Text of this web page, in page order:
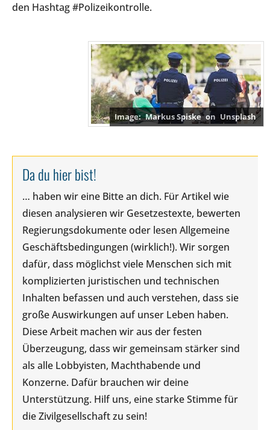
den Hashtag #Polizeikontrolle.
Markus Spiske on Unsplash
Da du hier bist!
… haben wir eine Bitte an dich. Für Artikel wie
diesen analysieren wir Gesetzestexte, bewerten
Regierungsdokumente oder lesen Allgemeine
Geschäftsbedingungen (wirklich!). Wir sorgen
dafür, dass möglichst viele Menschen sich mit
komplizierten juristischen und technischen
Inhalten befassen und auch verstehen, dass sie
große Auswirkungen auf unser Leben haben.
Diese Arbeit machen wir aus der festen
Überzeugung, dass wir gemeinsam stärker sind
als alle Lobbyisten, Machthabende und
Konzerne. Dafür brauchen wir deine
Unterstützung. Hilf uns, eine starke Stimme für
die Zivilgesellschaft zu sein!